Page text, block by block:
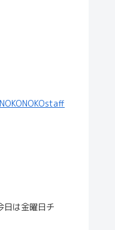
NOKONOKOstaff
日は金曜日チ